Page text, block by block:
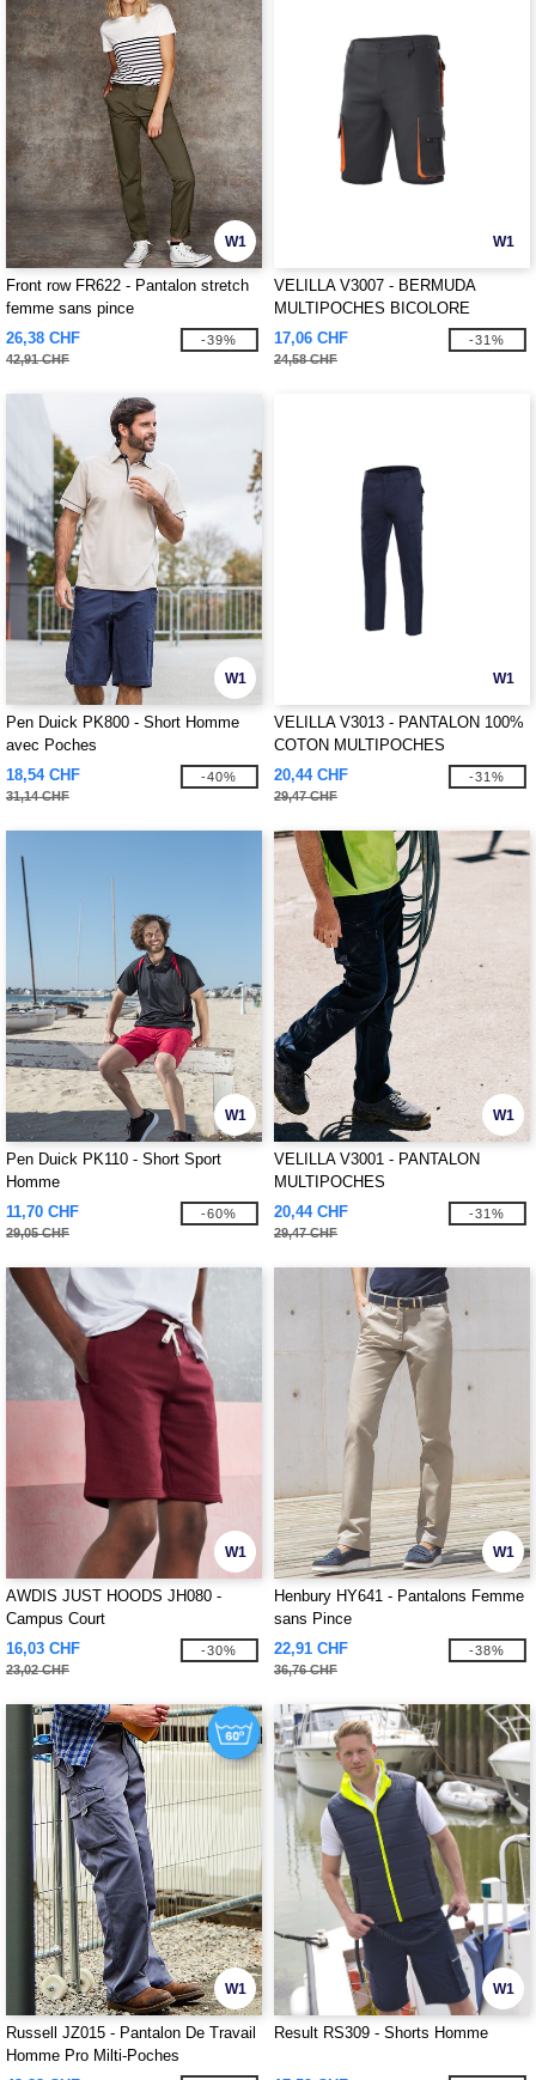
W1
Front row FR622 - Pantalon stretch
femme sans pince
26,38 CHF
42,91 CHF
-39%
W1
VELILLA V3007 - BERMUDA
MULTIPOCHES BICOLORE
17,06 CHF
24,58 CHF
-31%
W1
Pen Duick PK800 - Short Homme
avec Poches
18,54 CHF
31,14 CHF
-40%
W1
VELILLA V3013 - PANTALON 100%
COTON MULTIPOCHES
20,44 CHF
29,47 CHF
-31%
W1
Pen Duick PK110 - Short Sport
Homme
11,70 CHF
29,05 CHF
-60%
W1
VELILLA V3001 - PANTALON
MULTIPOCHES
20,44 CHF
29,47 CHF
-31%
W1
AWDIS JUST HOODS JH080 -
Campus Court
16,03 CHF
23,02 CHF
-30%
W1
Henbury HY641 - Pantalons Femme
sans Pince
22,91 CHF
36,76 CHF
-38%
W1
Russell JZ015 - Pantalon De Travail
Homme Pro Milti-Poches
W1
Result RS309 - Shorts Homme